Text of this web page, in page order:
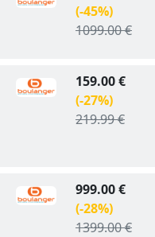
(-45%)
1099.00 €
159.00 €
(-27%)
219.99 €
999.00 €
(-28%)
1399.00 €